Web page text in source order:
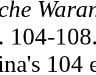
104-108